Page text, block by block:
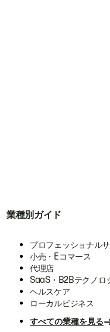
業種別ガイド
プロフェッショナル
小売・Eコマース
代理店
SaaS・B2Bテクノロ
ヘルスケア
ローカルビジネス
すべての業種を見る